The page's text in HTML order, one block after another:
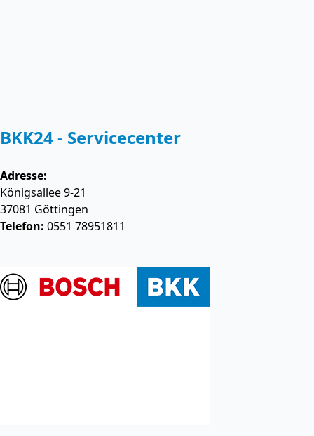
BKK24 - Servicecenter
Adresse:
Königsallee 9-21
37081 Göttingen
Telefon: 0551 78951811